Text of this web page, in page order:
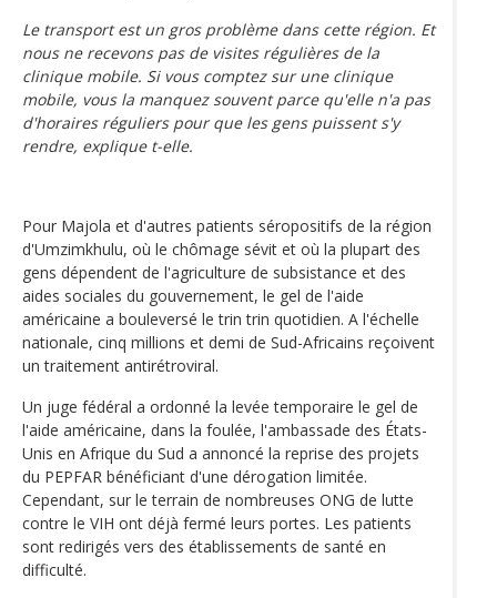
Le transport est un gros problème dans cette région. Et
nous ne recevons pas de visites régulières de la
clinique mobile. Si vous comptez sur une clinique
mobile, vous la manquez souvent parce qu'elle n'a pas
d'horaires réguliers pour que les gens puissent s'y
rendre, explique t-elle.
Pour Majola et d'autres patients séropositifs de la région
d'Umzimkhulu, où le chômage sévit et où la plupart des
gens dépendent de l'agriculture de subsistance et des
aides sociales du gouvernement, le gel de l'aide
américaine a bouleversé le trin trin quotidien. A l'échelle
nationale, cinq millions et demi de Sud-Africains reçoivent
un traitement antirétroviral.
Un juge fédéral a ordonné la levée temporaire le gel de
l'aide américaine, dans la foulée, l'ambassade des États-
Unis en Afrique du Sud a annoncé la reprise des projets
du PEPFAR bénéficiant d'une dérogation limitée.
Cependant, sur le terrain de nombreuses ONG de lutte
contre le VIH ont déjà fermé leurs portes. Les patients
sont redirigés vers des établissements de santé en
difficulté.